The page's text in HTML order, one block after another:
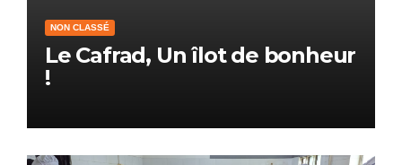
NON CLASSÉ
Le Cafrad, Un îlot de bonheur
!